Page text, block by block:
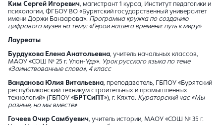
Ким Сергей Игоревич, магистрант 1 курса, Институт педагогики и
психологии, ФГБОУ ВО «Бурятский государственный университет
имени Доржи Банзарова». Программа кружка по созданию
цифрового музея на тему: «Герои нашего времени: путь к миру»
Лауреаты
Бурдукова Елена Анатольевна, учитель начальных классов,
МАОУ «СОШ № 25 г. Улан-Удэ». Урок русского языка по теме
«Заимствованные слова», 4 класс
Ванданова Юлия Витальевна, преподаватель, ГБПОУ «Бурятский
республиканский техникум строительных и промышленных
технологий» (ГБПОУ « БРТСиПТ»), г. Кяхта. Кураторский час «Мы
разные, но мы вместе»
Гочеев Очир Самбуевич, учитель истории, МАОУ «СОШ № 35 г.